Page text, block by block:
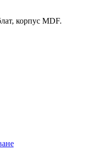
корпус MDF.